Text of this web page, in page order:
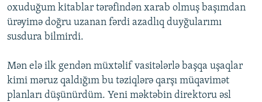
oxuduğum kitablar tərəfindən xarab olmuş başımdan
ürəyimə doğru uzanan fərdi azadlıq duyğularımı
susdura bilmirdi.
Mən elə ilk gendən müxtəlif vasitələrlə başqa uşaqlar
kimi məruz qaldığım bu təziqlərə qarşı müqavimət
planları düşünürdüm. Yeni məktəbin direktoru əsl